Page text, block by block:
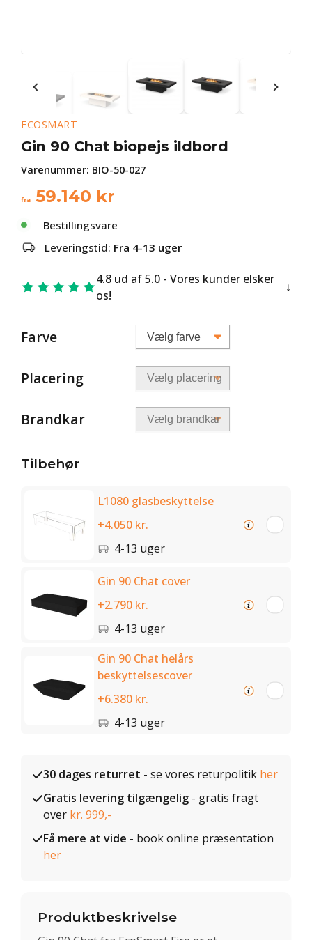
ECOSMART
Gin 90 Chat biopejs ildbord
Varenummer: BIO-50-027
fra 59.140 kr
Bestillingsvare
Leveringstid: Fra 4-13 uger
4.8 ud af 5.0 - Vores kunder elsker
os!
Farve
Placering
Brandkar
Tilbehør
L1080 glasbeskyttelse
+4.050 kr.
4-13 uger
Gin 90 Chat cover
+2.790 kr.
4-13 uger
Gin 90 Chat helårs
beskyttelsescover
+6.380 kr.
4-13 uger
30 dages returret - se vores returpolitik her
Gratis levering tilgængelig - gratis fragt
over kr. 999,-
Få mere at vide - book online præsentation
her
Produktbeskrivelse